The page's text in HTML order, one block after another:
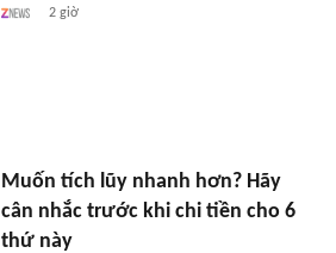
2 giờ
Muốn tích lũy nhanh hơn? Hãy
cân nhắc trước khi chi tiền cho 6
thứ này